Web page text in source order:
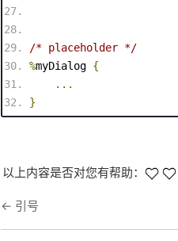
/* placeholder */
%myDialog {
...
}
以上内容是否对您有帮助：
← 引号